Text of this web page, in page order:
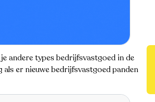
andere types bedrijfsvastgoed in de
als er nieuwe bedrijfsvastgoed panden